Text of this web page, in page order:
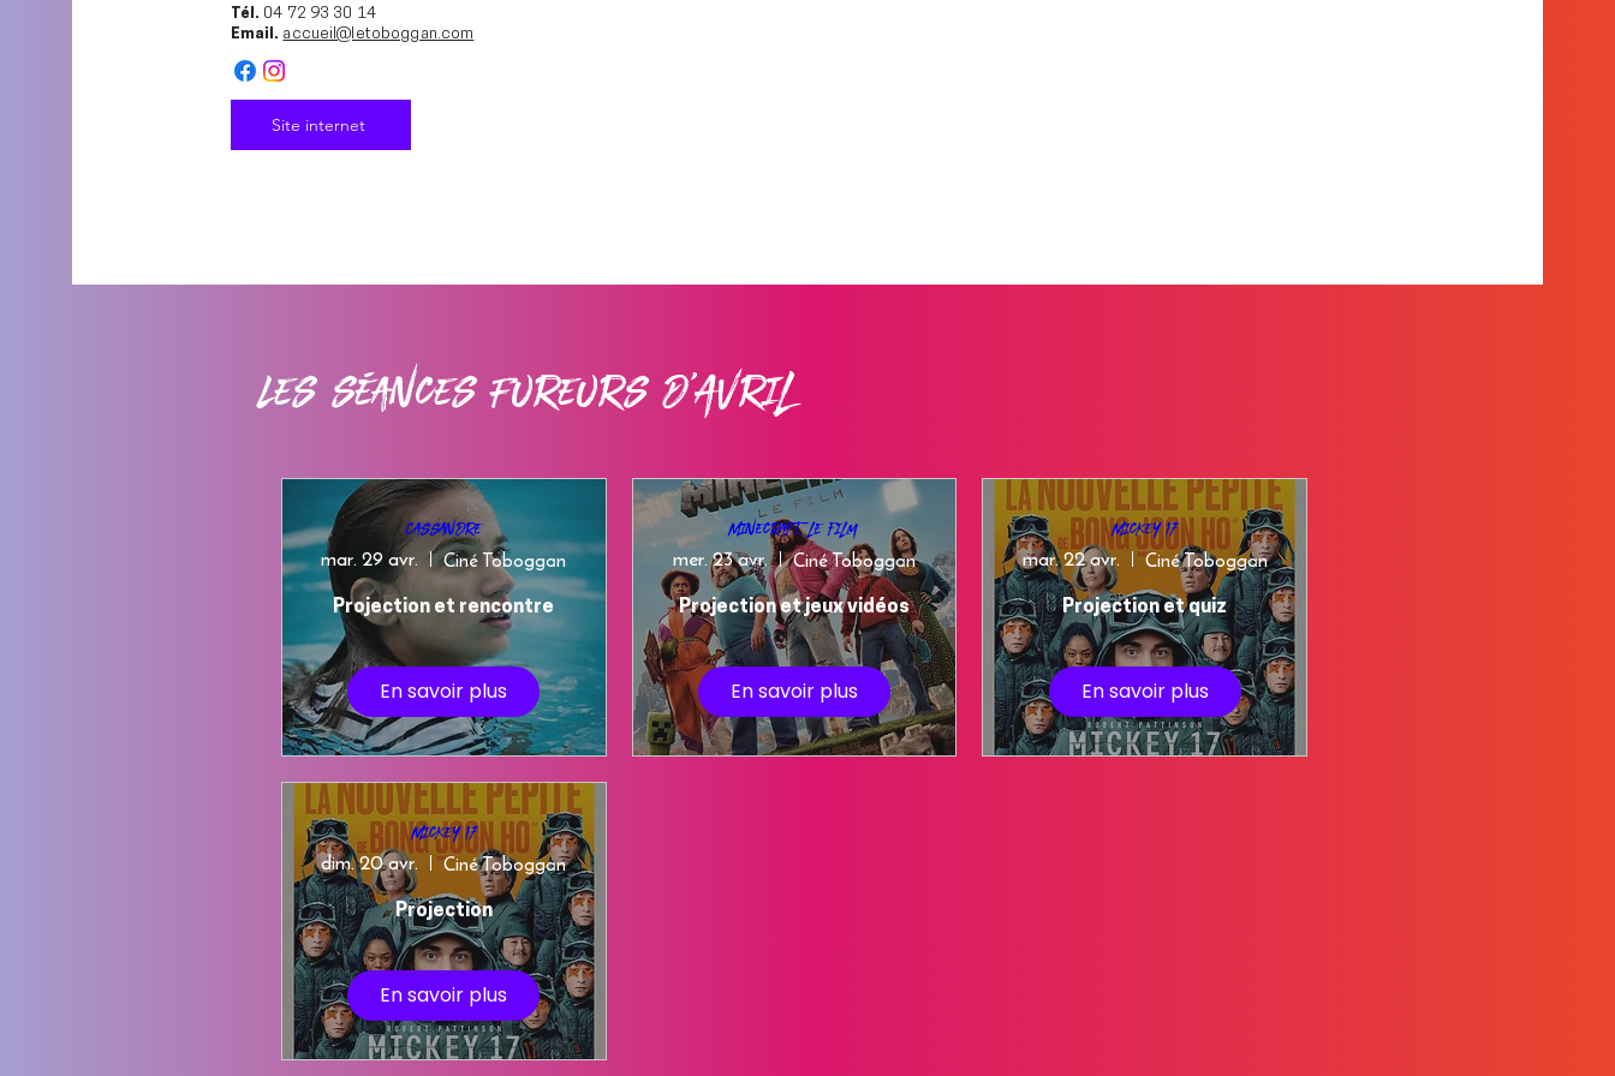
Tél. 04 72 93 30 14
Email. accueil@letoboggan.com
Site internet
Les séances Fureurs d'Avril
Cassandre
mar. 29 avr. Ciné Toboggan
Projection et rencontre
En savoir plus
Minecraft, le film
mer. 23 avr. Ciné Toboggan
Projection et jeux vidéos
En savoir plus
Mickey 17
mar. 22 avr. Ciné Toboggan
Projection et quiz
En savoir plus
Mickey 17
dim. 20 avr. Ciné Toboggan
Projection
En savoir plus